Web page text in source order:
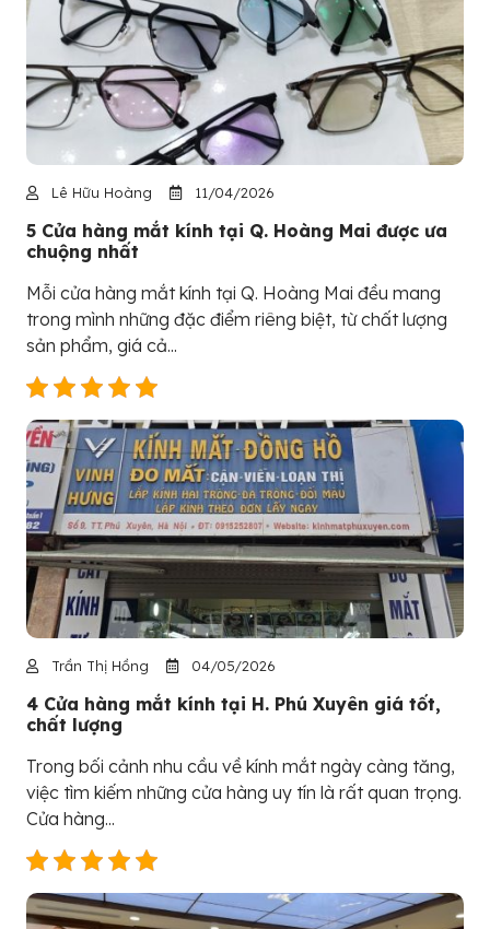
Lê Hữu Hoàng 11/04/2026
5 Cửa hàng mắt kính tại Q. Hoàng Mai được ưa
chuộng nhất
Mỗi cửa hàng mắt kính tại Q. Hoàng Mai đều mang
trong mình những đặc điểm riêng biệt, từ chất lượng
sản phẩm, giá cả...
Trần Thị Hồng 04/05/2026
4 Cửa hàng mắt kính tại H. Phú Xuyên giá tốt,
chất lượng
Trong bối cảnh nhu cầu về kính mắt ngày càng tăng,
việc tìm kiếm những cửa hàng uy tín là rất quan trọng.
Cửa hàng...